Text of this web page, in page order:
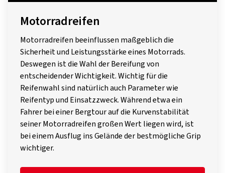
Motorradreifen
Motorradreifen beeinflussen maßgeblich die
Sicherheit und Leistungsstärke eines Motorrads.
Deswegen ist die Wahl der Bereifung von
entscheidender Wichtigkeit. Wichtig für die
Reifenwahl sind natürlich auch Parameter wie
Reifentyp und Einsatzzweck. Während etwa ein
Fahrer bei einer Bergtour auf die Kurvenstabilität
seiner Motorradreifen großen Wert liegen wird, ist
bei einem Ausflug ins Gelände der bestmögliche Grip
wichtiger.